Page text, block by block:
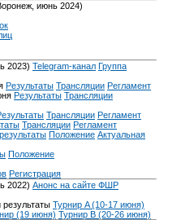
июнь 2024)
2023) Telegram-канал Группа
Результаты Трансляции Регламент
Результаты Трансляции
Трансляции Регламент
Трансляции Регламент
Положение Актуальная
Положение
Регистрация
2022) Анонс на сайте ФШР
Турнир A (10-17 июня)
(19 июня) Турнир B (20-26 июня)